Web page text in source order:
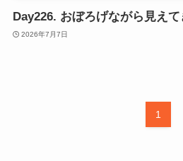
Day226. おぼろげながら見え
2026年7月7日
1